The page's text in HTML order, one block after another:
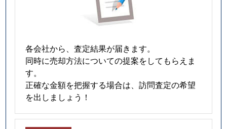
各会社から、査定結果が届きます。
同時に売却方法についての提案をしてもらえま
す。
正確な金額を把握する場合は、訪問査定の希望
を出しましょう！